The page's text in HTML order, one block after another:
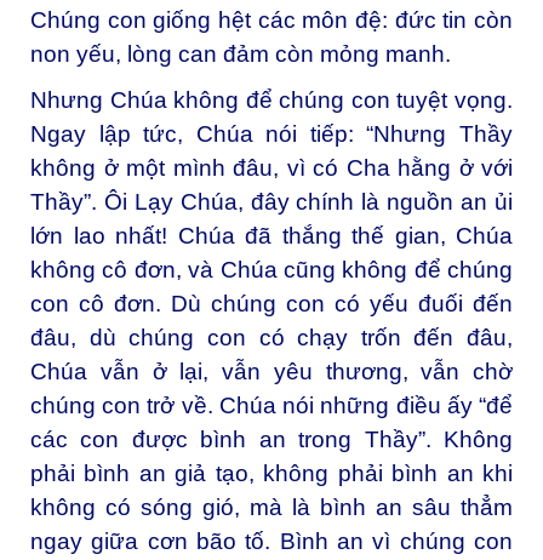
Chúng con giống hệt các môn đệ: đức tin còn
non yếu, lòng can đảm còn mỏng manh.
Nhưng Chúa không để chúng con tuyệt vọng.
Ngay lập tức, Chúa nói tiếp: “Nhưng Thầy
không ở một mình đâu, vì có Cha hằng ở với
Thầy”. Ôi Lạy Chúa, đây chính là nguồn an ủi
lớn lao nhất! Chúa đã thắng thế gian, Chúa
không cô đơn, và Chúa cũng không để chúng
con cô đơn. Dù chúng con có yếu đuối đến
đâu, dù chúng con có chạy trốn đến đâu,
Chúa vẫn ở lại, vẫn yêu thương, vẫn chờ
chúng con trở về. Chúa nói những điều ấy “để
các con được bình an trong Thầy”. Không
phải bình an giả tạo, không phải bình an khi
không có sóng gió, mà là bình an sâu thẳm
ngay giữa cơn bão tố. Bình an vì chúng con